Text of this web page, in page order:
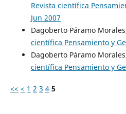
Revista científica
Jun 2007
Dagoberto Páramo
científica Pensamiento y
Dagoberto Páramo
científica Pensamiento y
<< < 1 2 3 4 5